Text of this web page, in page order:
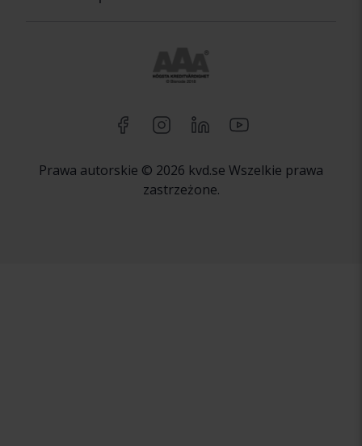
Prawa autorskie © 2026 kvd.se Wszelkie prawa
zastrzeżone.